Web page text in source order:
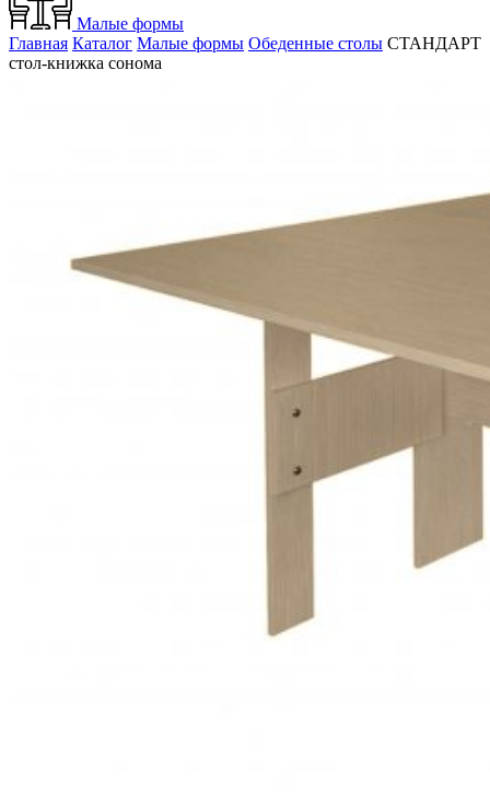
Малые формы
Главная Каталог Малые формы Обеденные столы СТАНДАРТ
стол-книжка сонома